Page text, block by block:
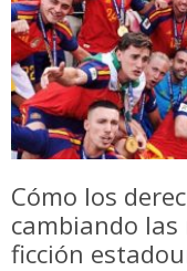
Cómo los
cambiando
ficción